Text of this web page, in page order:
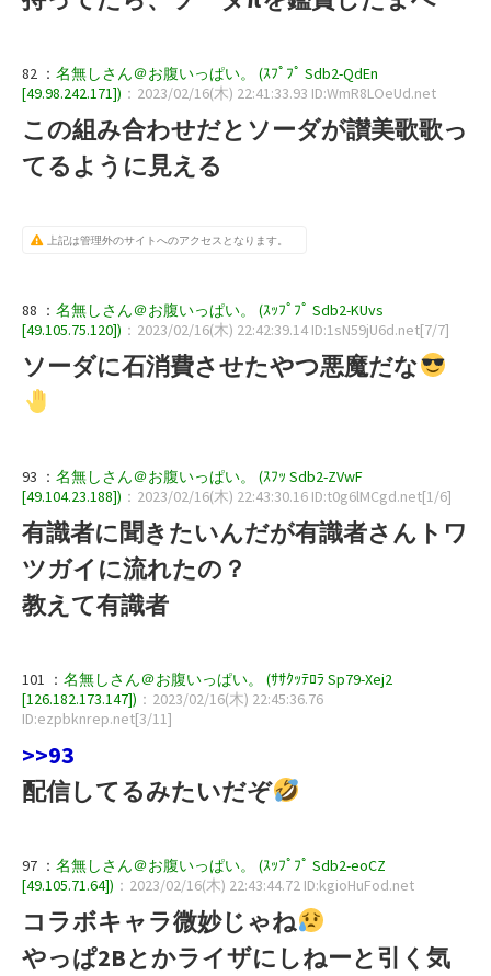
82 ： 名無しさん＠お腹いっぱい。 (ｽﾌﾟﾌﾟ Sdb2-QdEn
[49.98.242.171]) ：2023/02/16(木) 22:41:33.93 ID:WmR8LOeUd.net
この組み合わせだとソーダが讃美歌歌っ
てるように見える
上記は管理外のサイトへのアクセスとなります。
88 ： 名無しさん＠お腹いっぱい。 (ｽｯﾌﾟﾌﾟ Sdb2-KUvs
[49.105.75.120]) ：2023/02/16(木) 22:42:39.14 ID:1sN59jU6d.net[7/7]
ソーダに石消費させたやつ悪魔だな
93 ： 名無しさん＠お腹いっぱい。 (ｽﾌｯ Sdb2-ZVwF
[49.104.23.188]) ：2023/02/16(木) 22:43:30.16 ID:t0g6lMCgd.net[1/6]
有識者に聞きたいんだが有識者さんトワ
ツガイに流れたの？
教えて有識者
101 ： 名無しさん＠お腹いっぱい。 (ｻｻｸｯﾃﾛﾗ Sp79-Xej2
[126.182.173.147]) ：2023/02/16(木) 22:45:36.76
ID:ezpbknrep.net[3/11]
>>93
配信してるみたいだぞ
97 ： 名無しさん＠お腹いっぱい。 (ｽｯﾌﾟﾌﾟ Sdb2-eoCZ
[49.105.71.64]) ：2023/02/16(木) 22:43:44.72 ID:kgioHuFod.net
コラボキャラ微妙じゃね
やっぱ2Bとかライザにしねーと引く気